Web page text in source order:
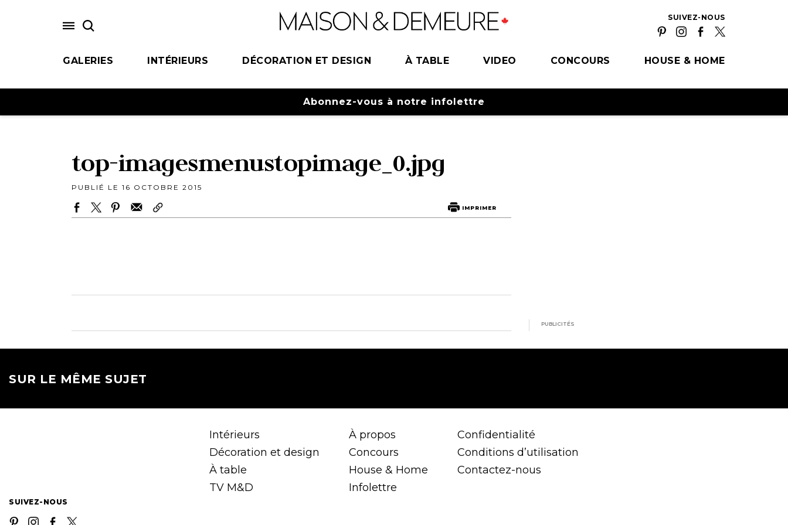
SUIVEZ-NOUS
GALERIES INTÉRIEURS DÉCORATION ET DESIGN À TABLE VIDEO CONCOURS HOUSE & HOME
Abonnez-vous à notre infolettre
top-imagesmenustopimage_0.jpg
PUBLIÉ LE 16 OCTOBRE 2015
IMPRIMER
PUBLICITÉS
SUR LE MÊME SUJET
Intérieurs
Décoration et design
À table
TV M&D
À propos
Concours
House & Home
Infolettre
Confidentialité
Conditions d’utilisation
Contactez-nous
SUIVEZ-NOUS